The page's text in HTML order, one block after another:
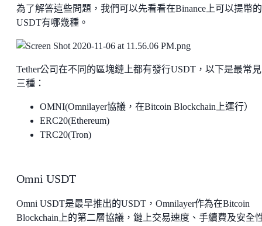
為了解答這些問題，我們可以先看看在Binance上可以提幣的
USDT有哪幾種。
Tether公司在不同的區塊鏈上都有發行USDT，以下是最常
三種：
OMNI(Omnilayer協議，在Bitcoin Blockchain上運行）
ERC20(Ethereum)
TRC20(Tron)
Omni USDT
Omni USDT是最早推出的USDT，Omnilayer作為在Bitcoin
Blockchain上的第二層協議，鏈上交易速度、手續費及安全